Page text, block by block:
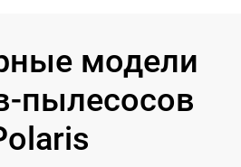
модели
пылесосов